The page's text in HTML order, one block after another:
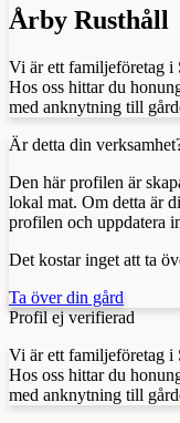
Årby Rusthåll
Vi är ett familjeföretag i
Hos oss hittar du
med anknytning till
Är detta din
Den här profilen är
lokal mat. Om detta är
profilen och uppdatera
Det kostar inget att ta
Ta över din gård
Profil ej verifierad
Vi är ett familjeföretag i
Hos oss hittar du
med anknytning till